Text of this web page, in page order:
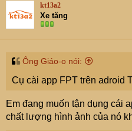
kt13a2
Xe tăng
Ông Giáo-o nói:
Cụ cài app FPT trên adroid
Em đang muốn tận dụng cái
chất lượng hình ảnh của nó